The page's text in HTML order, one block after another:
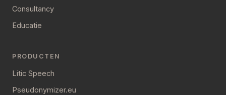
Consultancy
Educatie
PRODUCTEN
Litic Speech
Pseudonymizer.eu